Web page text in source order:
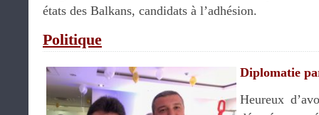
états des Balkans, candidats à l’adhésion.
Politique
Diplomatie
Heureux